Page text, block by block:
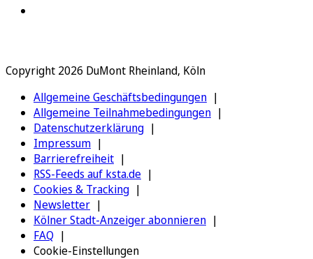
Copyright 2026 DuMont Rheinland, Köln
Allgemeine Geschäftsbedingungen
Allgemeine Teilnahmebedingungen
Datenschutzerklärung
Impressum
Barrierefreiheit
RSS-Feeds auf ksta.de
Cookies & Tracking
Newsletter
Kölner Stadt-Anzeiger abonnieren
FAQ
Cookie-Einstellungen